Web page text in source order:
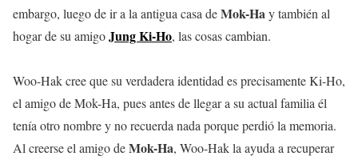
embargo, luego de ir a la antigua casa deMok-Hay también al
hogar de su amigoJung Ki-Ho, las cosas cambian.
Woo-Hak cree que su verdadera identidad es precisamente Ki-Ho,
el amigo de Mok-Ha, pues antes de llegar a su actual familia él
tenía otro nombre y no recuerda nada porque perdió la memoria.
Al creerse el amigo deMok-Ha, Woo-Hak la ayuda a recuperar